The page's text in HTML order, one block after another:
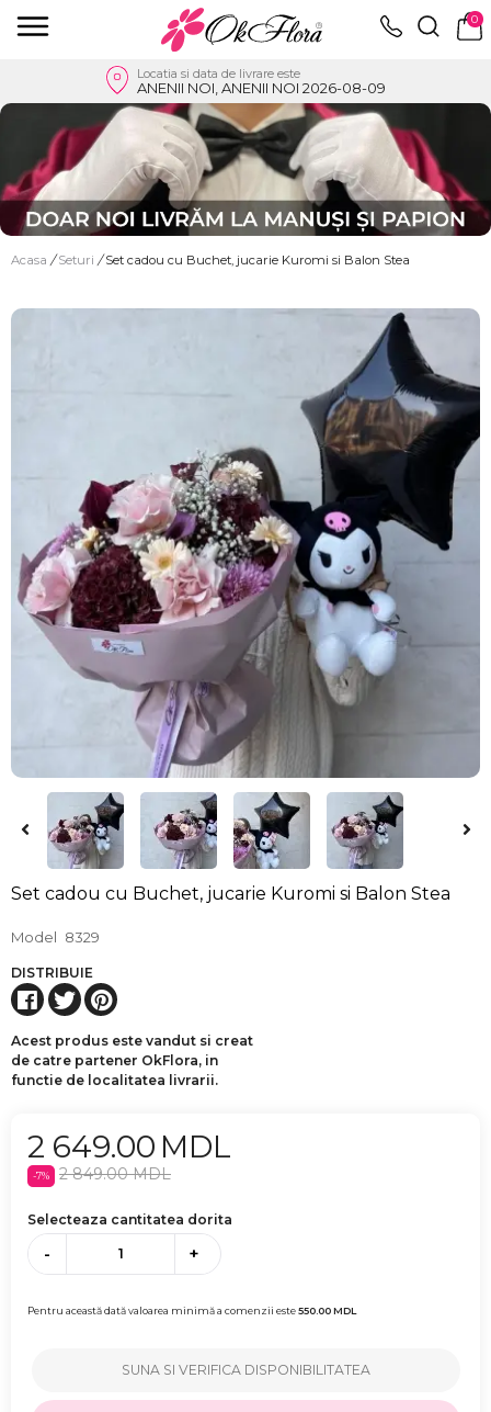
0
Locatia si data de livrare este
ANENII NOI, ANENII NOI 2026-08-09
Acasa / Seturi / Set cadou cu Buchet, jucarie Kuromi si Balon Stea
Set cadou cu Buchet, jucarie Kuromi si Balon Stea
Model 8329
DISTRIBUIE
Acest produs este vandut si creat
de catre partener OkFlora, in
functie de localitatea livrarii.
2 649.00 MDL
-7% 2 849.00 MDL
Selecteaza cantitatea dorita
- +
Pentru această dată valoarea minimă a comenzii este550.00MDL
SUNA SI VERIFICA DISPONIBILITATEA